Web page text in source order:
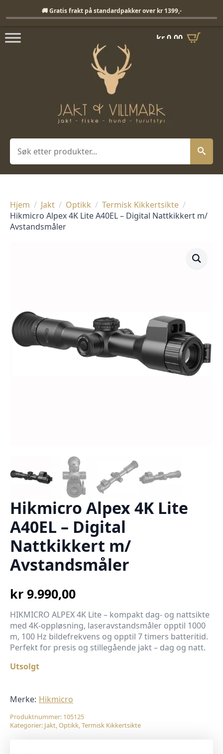
kr0,00
Søk
Hjem Jakt Optikk
Termisk Kikkertsikte
Hikmicro Alpex 4K Lite A40EL – Digital Nattkikkert m/
Avstandsmåler
Hikmicro Alpex 4K Lite
A40EL – Digital
Nattkikkert m/
Avstandsmåler
kr 9.990,00
HIKMICRO ALPEX 4K Lite – kompakt dag- og nattsikte
med 4K-oppløsning, laseravstandsmåler opptil 1000
m, 100 Hz bildefrekvens og opptil 7 timers batteritid.
Perfekt for presis og stillegående jakt – dag og natt.
Utsolgt
Merke: Hikmicro
Produktnummer: 105125
Kategorier: Jakt,Optikk,Termisk Kikkertsikte
🚚 Gratis frakt på standardpakker over kr 1399,-